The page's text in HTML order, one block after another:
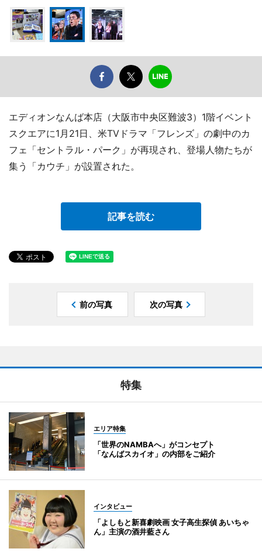
エディオンなんば本店（大阪市中央区難波3）1階イベント
スクエアに1月21日、米TVドラマ「フレンズ」の劇中のカ
フェ「セントラル・パーク」が再現され、登場人物たちが
集う「カウチ」が設置された。
記事を読む
前の写真 次の写真
特集
エリア特集
「世界のNAMBAへ」がコンセプト
「なんばスカイオ」の内部をご紹介
インタビュー
「よしもと新喜劇映画 女子高生探偵 あいちゃ
ん」主演の酒井藍さん